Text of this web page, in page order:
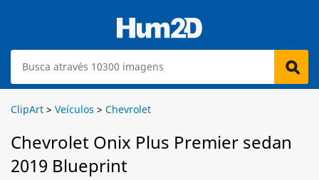
ClipArt > Veículos > Chevrolet
Chevrolet Onix Plus Premier sedan
2019 Blueprint